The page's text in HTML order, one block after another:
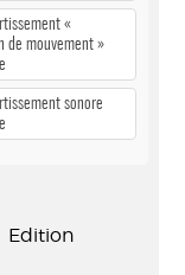
«
de mouvement »
sonore
Edition